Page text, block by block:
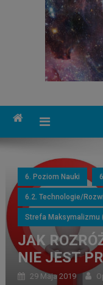
6. Poziom Nauki
6.2. Technologie/
Strefa Maksymalizmu
JAK
NIE JEST
29 Maja 2019